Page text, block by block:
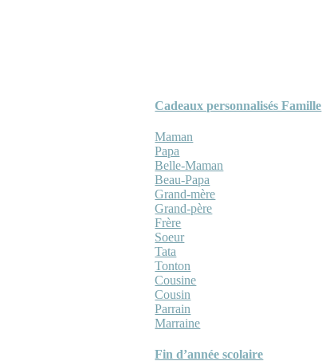
Cadeaux personnalisés Famille
Maman
Papa
Belle-Maman
Beau-Papa
Grand-mère
Grand-père
Frère
Soeur
Tata
Tonton
Cousine
Cousin
Parrain
Marraine
Fin d’année scolaire